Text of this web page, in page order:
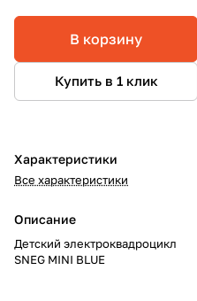
В корзину
Купить в 1 клик
Характеристики
Все характеристики
Описание
Детский электроквадроцикл
SNEG MINI BLUE